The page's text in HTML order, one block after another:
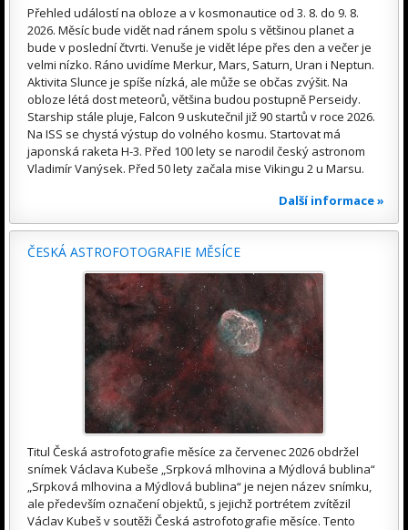
Přehled událostí na obloze a v kosmonautice od 3. 8. do 9. 8.
2026. Měsíc bude vidět nad ránem spolu s většinou planet a
bude v poslední čtvrti. Venuše je vidět lépe přes den a večer je
velmi nízko. Ráno uvidíme Merkur, Mars, Saturn, Uran i Neptun.
Aktivita Slunce je spíše nízká, ale může se občas zvýšit. Na
obloze létá dost meteorů, většina budou postupně Perseidy.
Starship stále pluje, Falcon 9 uskutečnil již 90 startů v roce 2026.
Na ISS se chystá výstup do volného kosmu. Startovat má
japonská raketa H-3. Před 100 lety se narodil český astronom
Vladimír Vanýsek. Před 50 lety začala mise Vikingu 2 u Marsu.
Další informace »
ČESKÁ ASTROFOTOGRAFIE MĚSÍCE
Titul Česká astrofotografie měsíce za červenec 2026 obdržel
snímek Václava Kubeše „Srpková mlhovina a Mýdlová bublina“
„Srpková mlhovina a Mýdlová bublina“ je nejen název snímku,
ale především označení objektů, s jejichž portrétem zvítězil
Václav Kubeš v soutěži Česká astrofotografie měsíce. Tento